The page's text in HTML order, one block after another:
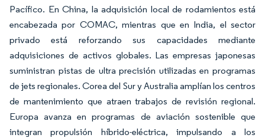
Pacífico. En China, la adquisición local de rodamientos está
encabezada por COMAC, mientras que en India, el sector
privado está reforzando sus capacidades mediante
adquisiciones de activos globales. Las empresas japonesas
suministran pistas de ultra precisión utilizadas en programas
de jets regionales. Corea del Sur y Australia amplían los centros
de mantenimiento que atraen trabajos de revisión regional.
Europa avanza en programas de aviación sostenible que
integran propulsión híbrido-eléctrica, impulsando a los